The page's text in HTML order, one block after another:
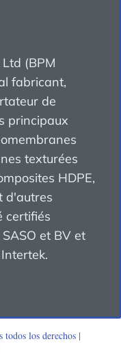
(BPM
fabricant,
de
principaux
texturées
HDPE,
d'autres
certifiés
et BV et
los derechos |